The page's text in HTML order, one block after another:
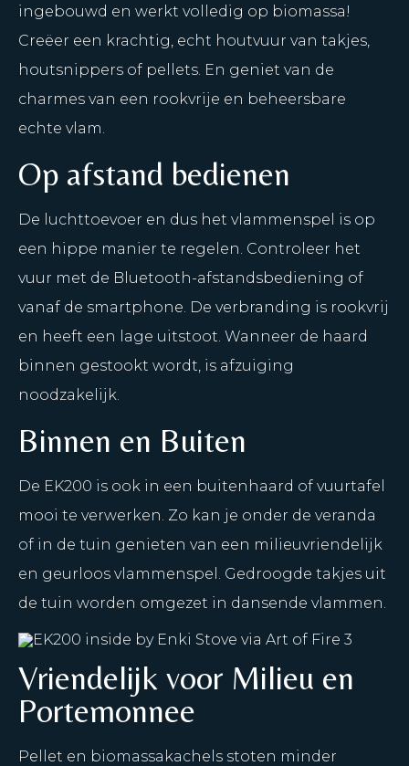
ingebouwd en werkt volledig op biomassa!
Creëer een krachtig, echt houtvuur van takjes,
houtsnippers of pellets. En geniet van de
charmes van een rookvrije en beheersbare
echte vlam.
Op afstand bedienen
De luchttoevoer en dus het vlammenspel is op
een hippe manier te regelen. Controleer het
vuur met de Bluetooth-afstandsbediening of
vanaf de smartphone. De verbranding is rookvrij
en heeft een lage uitstoot. Wanneer de haard
binnen gestookt wordt, is afzuiging
noodzakelijk.
Binnen en Buiten
De EK200 is ook in een buitenhaard of vuurtafel
mooi te verwerken. Zo kan je onder de veranda
of in de tuin genieten van een milieuvriendelijk
en geurloos vlammenspel. Gedroogde takjes uit
de tuin worden omgezet in dansende vlammen.
Vriendelijk voor Milieu en
Portemonnee
Pellet en biomassakachels stoten minder